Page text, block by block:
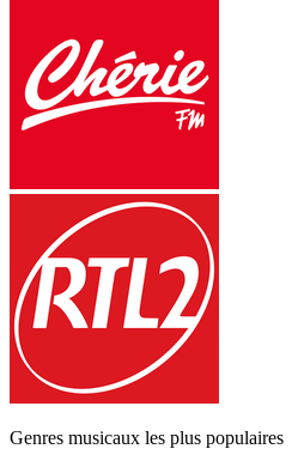
Genres musicaux les plus populaires